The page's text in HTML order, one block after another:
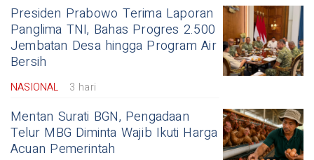
Presiden Prabowo Terima Laporan
Panglima TNI, Bahas Progres 2.500
Jembatan Desa hingga Program Air
Bersih
NASIONAL 3 hari
Mentan Surati BGN, Pengadaan
Telur MBG Diminta Wajib Ikuti Harga
Acuan Pemerintah